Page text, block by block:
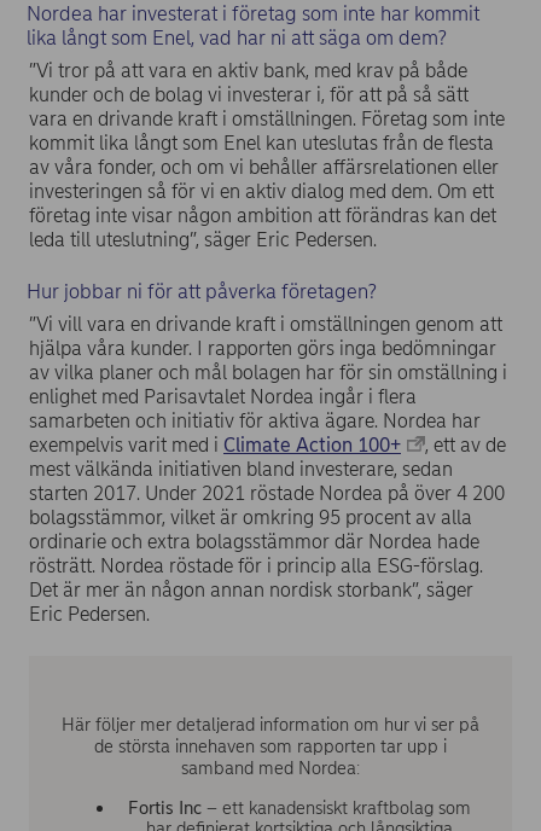
Nordea har investerat i företag som inte har kommit
lika långt som Enel, vad har ni att säga om dem?
”Vi tror på att vara en aktiv bank, med krav på både
kunder och de bolag vi investerar i, för att på så sätt
vara en drivande kraft i omställningen. Företag som inte
kommit lika långt som Enel kan uteslutas från de flesta
av våra fonder, och om vi behåller affärsrelationen eller
investeringen så för vi en aktiv dialog med dem. Om ett
företag inte visar någon ambition att förändras kan det
leda till uteslutning”, säger Eric Pedersen.
Hur jobbar ni för att påverka företagen?
”Vi vill vara en drivande kraft i omställningen genom att
hjälpa våra kunder. I rapporten görs inga bedömningar
av vilka planer och mål bolagen har för sin omställning i
enlighet med Parisavtalet Nordea ingår i flera
samarbeten och initiativ för aktiva ägare. Nordea har
exempelvis varit med i Climate Action 100+
, ett av de
mest välkända initiativen bland investerare, sedan
starten 2017. Under 2021 röstade Nordea på över 4 200
bolagsstämmor, vilket är omkring 95 procent av alla
ordinarie och extra bolagsstämmor där Nordea hade
rösträtt. Nordea röstade för i princip alla ESG-förslag.
Det är mer än någon annan nordisk storbank”, säger
Eric Pedersen.
Här följer mer detaljerad information om hur vi ser på
de största innehaven som rapporten tar upp i
samband med Nordea:
Fortis Inc– ett kanadensiskt kraftbolag som